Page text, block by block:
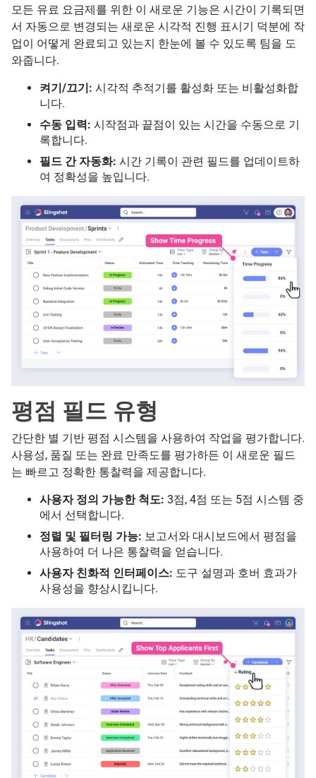
모든 유료 요금제를 위한 이 새로운 기능은 시간이 기록되면
서 자동으로 변경되는 새로운 시각적 진행 표시기 덕분에 작
업이 어떻게 완료되고 있는지 한눈에 볼 수 있도록 팀을 도
와줍니다.
켜기/끄기: 시각적 추적기를 활성화 또는 비활성화합
니다.
수동 입력: 시작점과 끝점이 있는 시간을 수동으로 기
록합니다.
필드 간 자동화: 시간 기록이 관련 필드를 업데이트하
여 정확성을 높입니다.
평점 필드 유형
간단한 별 기반 평점 시스템을 사용하여 작업을 평가합니다.
사용성, 품질 또는 완료 만족도를 평가하든 이 새로운 필드
는 빠르고 정확한 통찰력을 제공합니다.
사용자 정의 가능한 척도: 3점, 4점 또는 5점 시스템 중
에서 선택합니다.
정렬 및 필터링 가능: 보고서와 대시보드에서 평점을
사용하여 더 나은 통찰력을 얻습니다.
사용자 친화적 인터페이스: 도구 설명과 호버 효과가
사용성을 향상시킵니다.